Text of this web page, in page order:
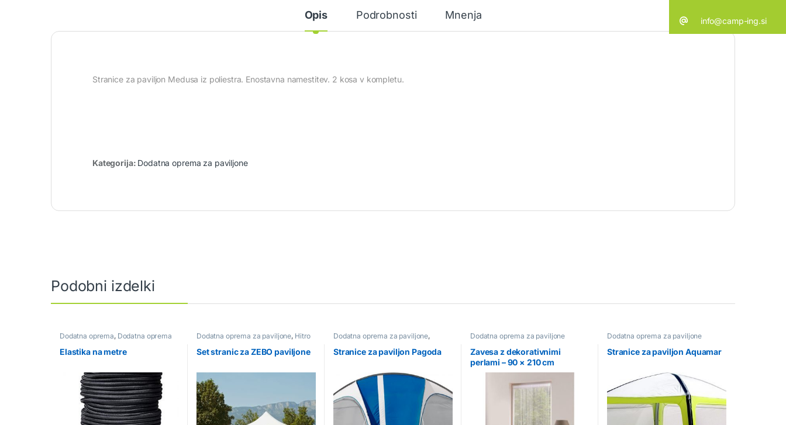
Opis Podrobnosti Mnenja
Stranice za paviljon Medusa iz poliestra. Enostavna namestitev. 2 kosa v kompletu.
Kategorija: Dodatna oprema za paviljone
Podobni izdelki
Dodatna oprema, Dodatna oprema
,
Dodatna oprema za
paviljone, Dodatna oprema za
šotore,Pribor
Elastika na metre
Dodatna oprema za paviljone, Hitro
postavljivi paviljoni
Set stranic za ZEBO paviljone
Dodatna oprema za paviljone,
,
Stranice za paviljon Pagoda
Dodatna oprema za paviljone
Zavesa z dekorativnimi
perlami – 90 × 210 cm
Dodatna oprema za paviljone
Stranice za paviljon Aquamar
info@camp-ing.si